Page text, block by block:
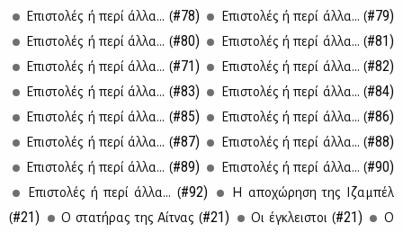
Επι­στο­λές ή πε­ρί άλ­λα... (#78) Επι­στο­λές ή πε­ρί άλ­λα... (#79)
Επι­στο­λές ή πε­ρί άλ­λα... (#80) Επι­στο­λές ή πε­ρί άλ­λα... (#81)
Επι­στο­λές ή πε­ρί άλ­λα... (#71) Επι­στο­λές ή πε­ρί άλ­λα... (#82)
Επι­στο­λές ή πε­ρί άλ­λα... (#83) Επι­στο­λές ή πε­ρί άλ­λα... (#84)
Επι­στο­λές ή πε­ρί άλ­λα... (#85) Επι­στο­λές ή πε­ρί άλ­λα... (#86)
Επι­στο­λές ή πε­ρί άλ­λα... (#87) Επι­στο­λές ή πε­ρί άλ­λα... (#88)
Επι­στο­λές ή πε­ρί άλ­λα... (#89) Επι­στο­λές ή πε­ρί άλ­λα... (#90)
Επι­στο­λές ή πε­ρί άλ­λα... (#92)
Η απο­χώ­ρη­ση της Ιζα­μπέλ
(#21) Ο στα­τή­ρας της Αίτ­νας (#21) Οι έγκλει­στοι (#21)
Ο